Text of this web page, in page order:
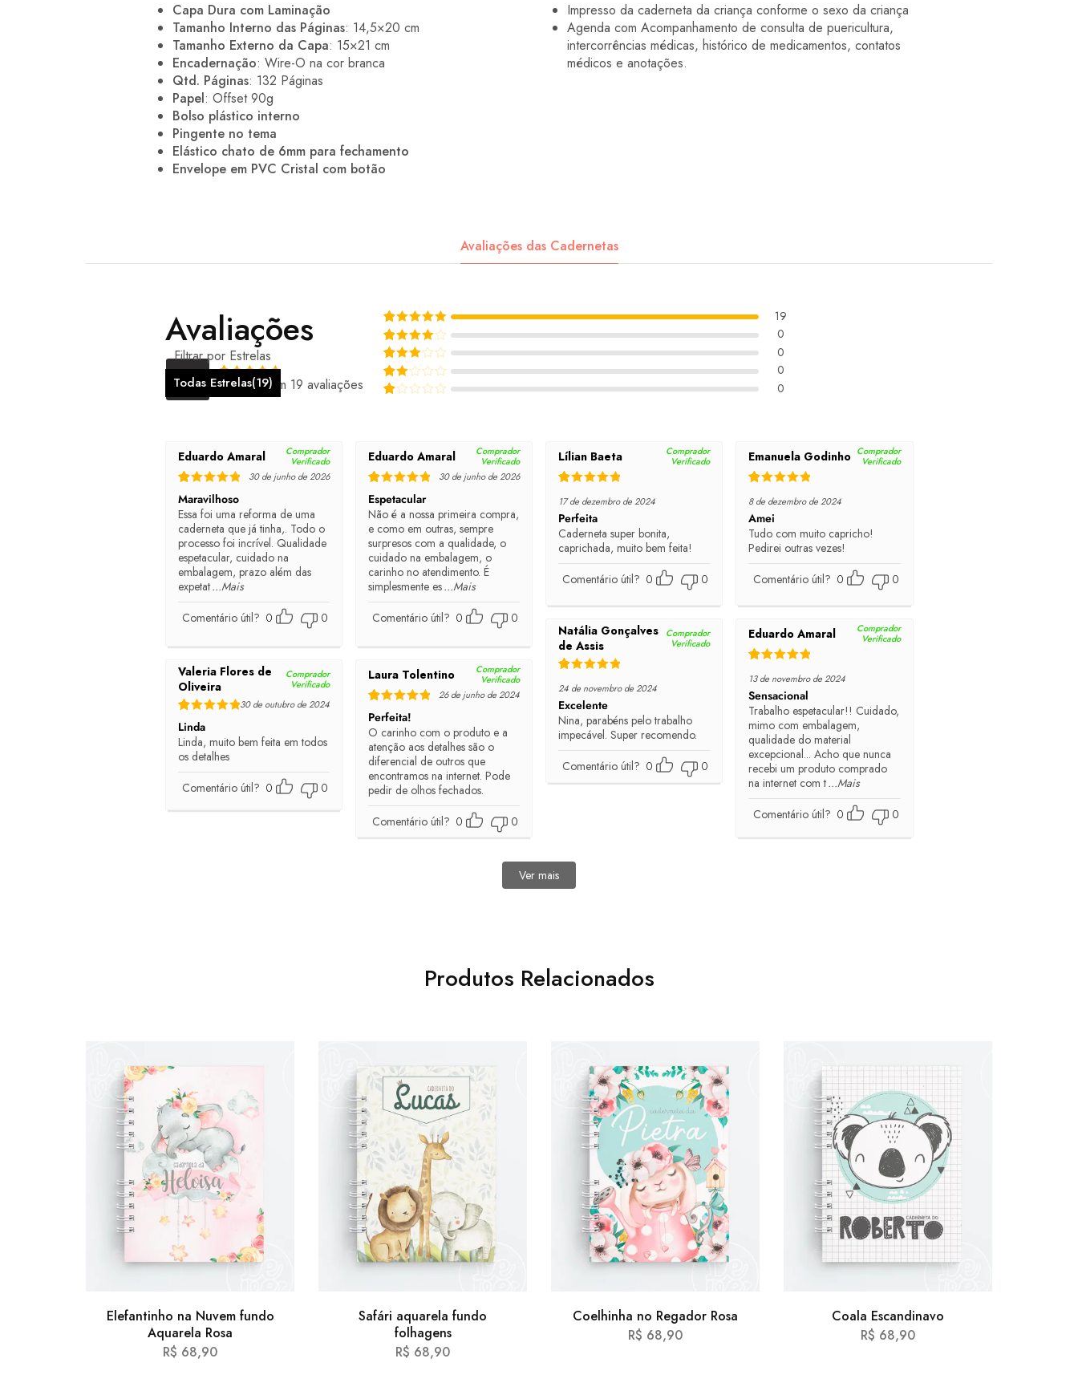
Capa Dura com Laminação
Tamanho Interno das Páginas: 14,5×20 cm
Tamanho Externo da Capa: 15×21 cm
Encadernação: Wire-O na cor branca
Qtd. Páginas: 132 Páginas
Papel: Offset 90g
Bolso plástico interno
Pingente no tema
Elástico chato de 6mm para fechamento
Envelope em PVC Cristal com botão
Impresso da caderneta da criança conforme o sexo da criança
Agenda com Acompanhamento de consulta de puericultura,
intercorrências médicas, histórico de medicamentos, contatos
médicos e anotações.
Avaliações das Cadernetas
Avaliações
5.00 Rated5out of 5
Baseado em 19 avaliações
Rated5out of 5
19
Rated4out of 5
0
Rated3out of 5
0
Rated2out of 5
0
0
Filtrar por Estrelas
Todas Estrelas(19)
Eduardo Amaral
Comprador
Verificado
Rated5out of 5
30 de junho de 2026
Maravilhoso
Essa foi uma reforma de uma
caderneta que já tinha,. Todo o
processo foi incrível. Qualidade
espetacular, cuidado na
embalagem, prazo além das
expetat...Mais
Comentário útil? 0 0
Eduardo Amaral
Comprador
Verificado
Rated out of 5
30 de junho de 2026
Espetacular
Não é a nossa primeira compra,
e como em outras, sempre
surpresos com a qualidade, o
cuidado na embalagem, o
carinho no atendimento. É
simplesmente es...Mais
Comentário útil? 0 0
Lílian Baeta
Comprador
Verificado
17 de dezembro de 2024
Perfeita
Caderneta super bonita,
caprichada, muito bem feita!
Comentário útil? 0 0
Emanuela Godinho Comprador
Verificado
8 de dezembro de 2024
Amei
Tudo com muito capricho!
Pedirei outras vezes!
Comentário útil? 0 0
Natália Gonçalves
de Assis
Comprador
Verificado
24 de novembro de 2024
Excelente
Nina, parabéns pelo trabalho
impecável. Super recomendo.
Comentário útil? 0 0
Eduardo Amaral
Comprador
Verificado
13 de novembro de 2024
Sensacional
Trabalho espetacular!! Cuidado,
mimo com embalagem,
qualidade do material
excepcional... Acho que nunca
recebi um produto comprado
na internet com t...Mais
Comentário útil? 0 0
Valeria Flores de
Oliveira
Comprador
Verificado
Rated
30 de outubro de 2024
Linda
Linda, muito bem feita em todos
os detalhes
Comentário útil? 0 0
Laura Tolentino
Comprador
Verificado
Rated out of 5
26 de junho de 2024
Perfeita!
O carinho com o produto e a
atenção aos detalhes são o
diferencial de outros que
encontramos na internet. Pode
pedir de olhos fechados.
Comentário útil? 0 0
Ver mais
Produtos Relacionados
Elefantinho na Nuvem fundo
Aquarela Rosa
R$ 68,90
Safári aquarela fundo
folhagens
R$ 68,90
Coelhinha no Regador Rosa
R$ 68,90
Coala Escandinavo
R$ 68,90